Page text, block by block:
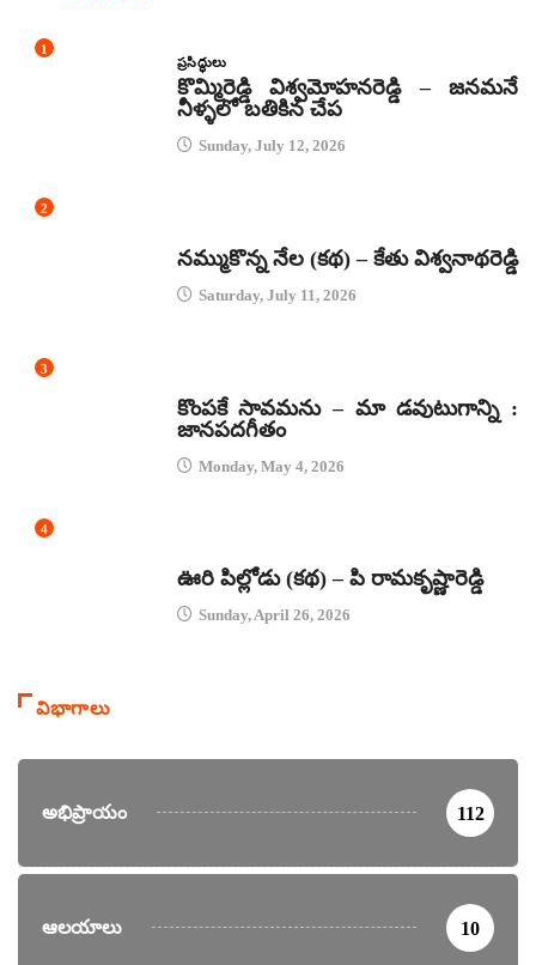
1
ప్రసిద్ధులు
కొమ్మిరెడ్డి విశ్వమోహనరెడ్డి – జనమనే
నీళ్ళలో బతికిన చేప
Sunday, July 12, 2026
2
నమ్ముకొన్న నేల (కథ) – కేతు విశ్వనాథరెడ్డి
Saturday, July 11, 2026
3
కొంపకే సావమను – మా డవుటుగాన్ని :
జానపదగీతం
Monday, May 4, 2026
4
ఊరి పిల్లోడు (కథ) – పి రామకృష్ణారెడ్డి
Sunday, April 26, 2026
విభాగాలు
అభిప్రాయం 112
ఆలయాలు 10